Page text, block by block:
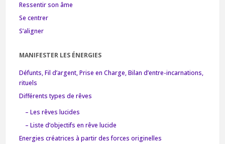
Ressentir son âme
Se centrer
S’aligner
MANIFESTER LES ÉNERGIES
Défunts, Fil d’argent, Prise en Charge, Bilan d’entre-incarnations,
rituels
Différents types de rêves
– Les rêves lucides
– Liste d’objectifs en rêve lucide
Energies créatrices à partir des forces originelles